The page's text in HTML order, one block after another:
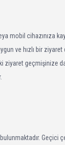
mobil cihazınıza
ve hızlı bir
geçmişinize